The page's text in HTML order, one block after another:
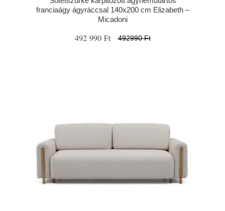
franciaágy ágyráccsal 140x200 cm Elizabeth –
Micadoni
492 990 Ft 492990 Ft